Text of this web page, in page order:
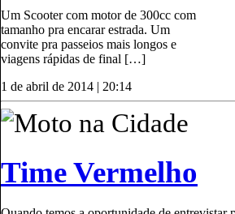
Um Scooter com motor de 300cc com
tamanho pra encarar estrada. Um
convite pra passeios mais longos e
viagens rápidas de final […]
1 de abril de 2014 | 20:14
Moto na Cidade
Time Vermelho